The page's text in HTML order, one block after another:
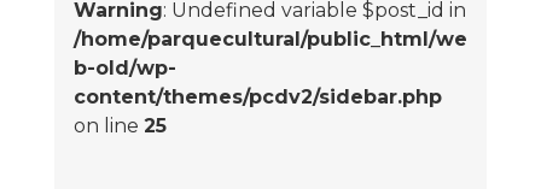
Warning: Undefined variable $post_id in
/home/parquecultural/public_html/we
b-old/wp-
content/themes/pcdv2/sidebar.php
on line 25